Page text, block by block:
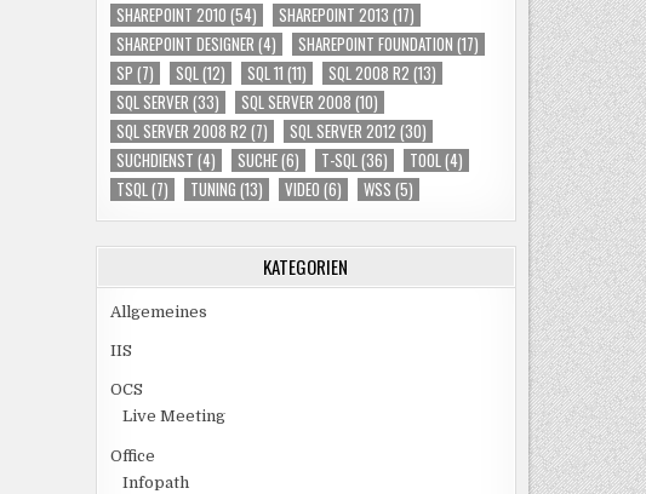
SHAREPOINT 2010 (54) SHAREPOINT 2013 (17)
SHAREPOINT DESIGNER (4) SHAREPOINT FOUNDATION (17)
SP (7) SQL(12) SQL 11 (11) SQL 2008 R2 (13)
SQL SERVER (33) SQL SERVER 2008 (10)
SQL SERVER 2008 R2 (7) SQL SERVER 2012 (30)
SUCHDIENST (4) SUCHE(6) T-SQL(36) TOOL(4)
TSQL(7) TUNING (13) VIDEO (6) WSS (5)
KATEGORIEN
Allgemeines
IIS
OCS
Live Meeting
Office
Infopath